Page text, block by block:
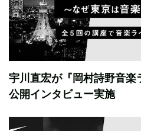
宇川直宏が『岡村詩野音
公開インタビュー実施